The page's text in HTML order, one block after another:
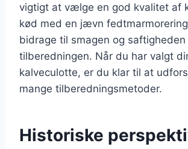
vigtigt at vælge en god kvalitet af
kød med en jævn
bidrage til smagen og
tilberedningen. Når du har valgt
kalveculotte, er du klar til at
mange tilberedningsmetoder.
Historiske